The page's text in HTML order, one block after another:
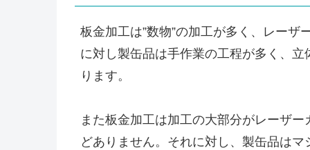
板金加工は”数物”の加工が多く、レー
に対し製缶品は手作業の工程が多く、
ります。
また板金加工は加工の大部分がレーザ
どありません。それに対し、製缶品は